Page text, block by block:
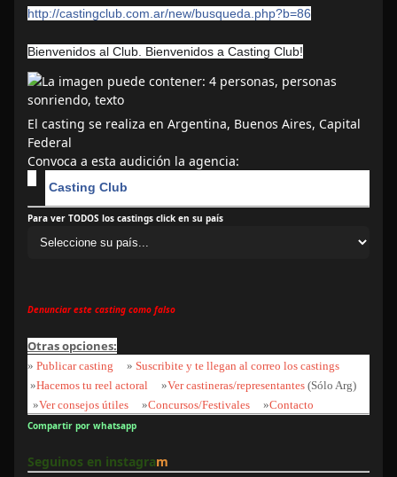
http://castingclub.com.ar/new/busqueda.php?b=86
Bienvenidos al Club. Bienvenidos a Casting Club!
El casting se realiza en Argentina, Buenos Aires, Capital
Federal
Convoca a esta audición la agencia:
Casting Club
Para ver TODOS los castings click en su país
Denunciar este casting como falso
Otras opciones:
» Publicar casting » Suscribite y te llegan al correo los castings
»Hacemos tu reel actoral »Ver castineras/representantes (Sólo Arg)
»Ver consejos útiles »Concursos/Festivales »Contacto
Compartir por whatsapp
Seguinos en instagram